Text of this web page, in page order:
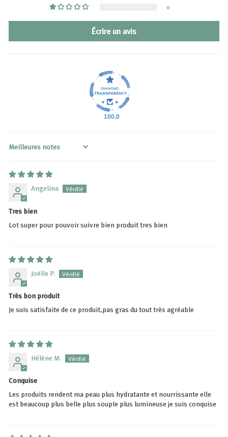
0
Écrire un avis
100.0
Sort by
Angelina
Tres bien
Lot super pour pouvoir suivre bien produit tres bien
Joëlle P.
Très bon produit
Je suis satisfaite de ce produit,pas gras du tout très agréable
Hélène M.
Conquise
Les produits rendent ma peau plus hydratante et nourrissante elle
est beaucoup plus belle plus souple plus lumineuse je suis conquise